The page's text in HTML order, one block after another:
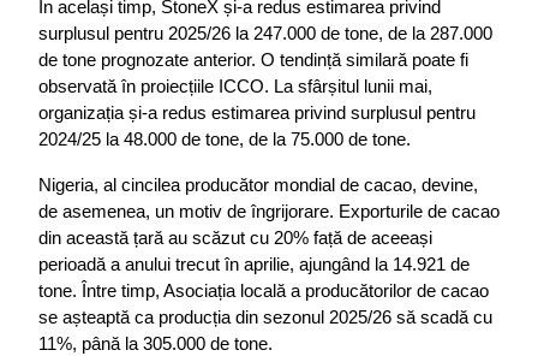
În același timp, StoneX și-a redus estimarea privind
surplusul pentru 2025/26 la 247.000 de tone, de la 287.000
de tone prognozate anterior. O tendință similară poate fi
observată în proiecțiile ICCO. La sfârșitul lunii mai,
organizația și-a redus estimarea privind surplusul pentru
2024/25 la 48.000 de tone, de la 75.000 de tone.
Nigeria, al cincilea producător mondial de cacao, devine,
de asemenea, un motiv de îngrijorare. Exporturile de cacao
din această țară au scăzut cu 20% față de aceeași
perioadă a anului trecut în aprilie, ajungând la 14.921 de
tone. Între timp, Asociația locală a producătorilor de cacao
se așteaptă ca producția din sezonul 2025/26 să scadă cu
11%, până la 305.000 de tone.